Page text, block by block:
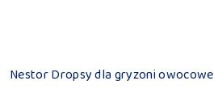
Nestor Dropsy dla gryzoni owocowe